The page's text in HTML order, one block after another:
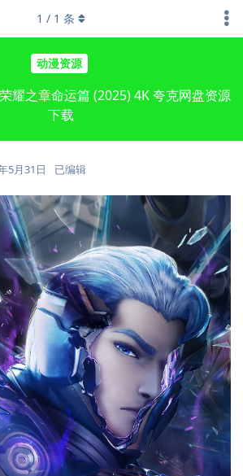
动漫资源
耀之章命运篇 (2025) 4K 夸克网盘资源
下载
1 / 1 条
5月31日 已编辑